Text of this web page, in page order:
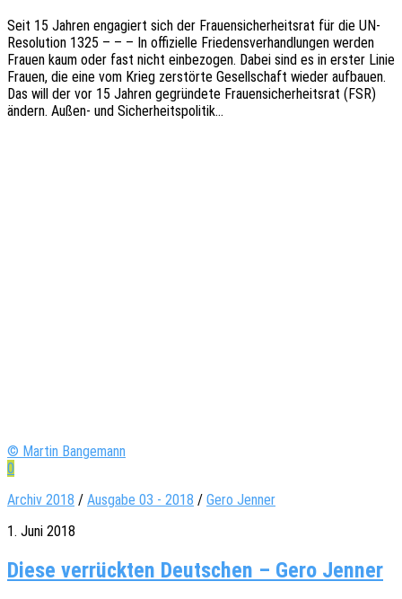
Seit 15 Jahren enga­giert sich der Frau­en­si­cher­heits­rat für die UN-
Reso­lu­­ti­on 1325 – – – In offi­zi­el­le Frie­dens­ver­hand­lun­gen werden
Frauen kaum oder fast nicht einbe­zo­gen. Dabei sind es in erster Linie
Frauen, die eine vom Krieg zerstör­te Gesell­schaft wieder aufbau­en.
Das will der vor 15 Jahren gegrün­de­te Frau­en­si­cher­heits­rat (FSR)
ändern. Außen- und Sicherheitspolitik…
© Martin Bangemann
0
Archiv 2018 / Ausgabe 03 - 2018 / Gero Jenner
1. Juni 2018
Diese verrückten Deutschen – Gero Jenner